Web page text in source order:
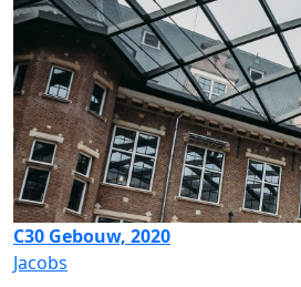
C30 Gebouw, 2020
Jacobs